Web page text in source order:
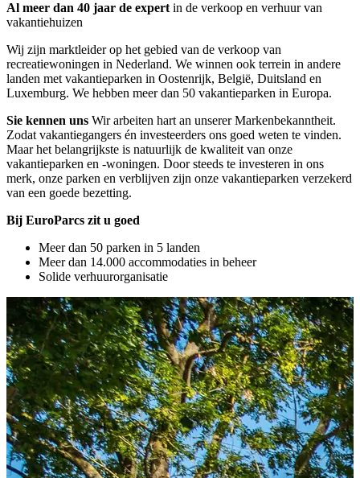
Al meer dan 40 jaar de expert in de verkoop en verhuur van
vakantiehuizen
Wij zijn marktleider op het gebied van de verkoop van
recreatiewoningen in Nederland. We winnen ook terrein in andere
landen met vakantieparken in Oostenrijk, België, Duitsland en
Luxemburg. We hebben meer dan 50 vakantieparken in Europa.
Sie kennen uns Wir arbeiten hart an unserer Markenbekanntheit.
Zodat vakantiegangers én investeerders ons goed weten te vinden.
Maar het belangrijkste is natuurlijk de kwaliteit van onze
vakantieparken en -woningen. Door steeds te investeren in ons
merk, onze parken en verblijven zijn onze vakantieparken verzekerd
van een goede bezetting.
Bij EuroParcs zit u goed
Meer dan 50 parken in 5 landen
Meer dan 14.000 accommodaties in beheer
Solide verhuurorganisatie